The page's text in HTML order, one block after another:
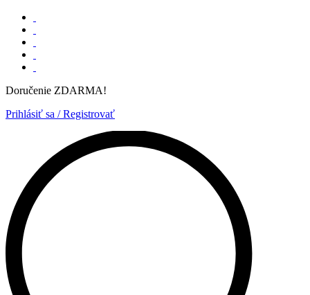
Doručenie ZDARMA!
Prihlásiť sa / Registrovať